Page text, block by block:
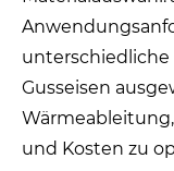
Gusseisen
und Kosten zu